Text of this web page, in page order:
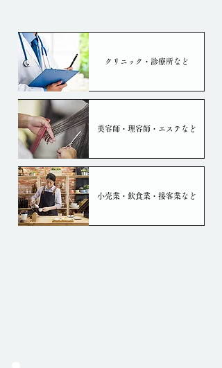
クリニック・診療所など
美容師・理容師・エステなど
小売業・飲食業・接客業など